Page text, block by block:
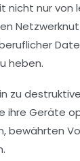
nur
heben.
zu
ihre Geräte
bewährten